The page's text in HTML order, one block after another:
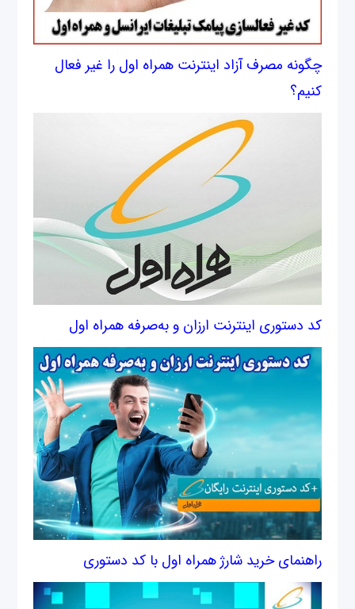
چگونه مصرف آزاد اینترنت همراه اول را غیر فعال
کنیم؟
کد دستوری اینترنت ارزان و به‌صرفه همراه اول
راهنمای خرید شارژ همراه اول با کد دستوری